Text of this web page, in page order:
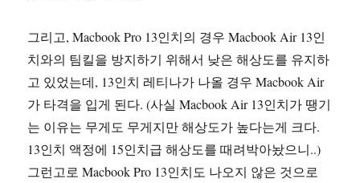
그리고, Macbook Pro 13인치의 경우 Macbook Air 13인
치와의 팀킬을 방지하기 위해서 낮은 해상도를 유지하
고 있었는데, 13인치 레티나가 나올 경우 Macbook Air
가 타격을 입게 된다. (사실 Macbook Air 13인치가 땡기
는 이유는 무게도 무게지만 해상도가 높다는게 크다.
13인치 액정에 15인치급 해상도를 때려박아놨으니..)
그런고로 Macbook Pro 13인치도 나오지 않은 것으로